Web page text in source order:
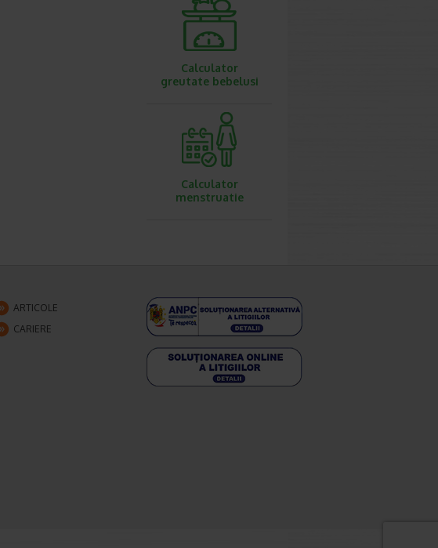
Calculator
greutate bebelusi
Calculator
menstruatie
ARTICOLE
CARIERE